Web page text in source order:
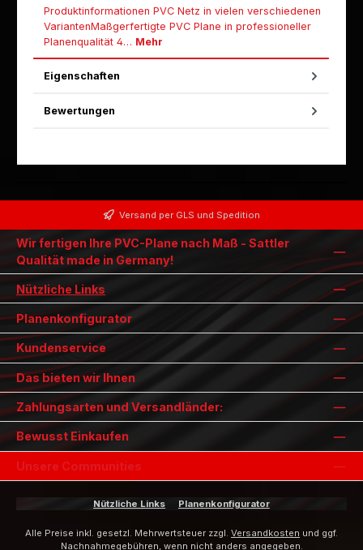
Produktinformationen PVC Netz in vielen verschiedenen
VariantenMaßgerfertigte PVC Plane in professioneller
Planenqualität 4… Mehr
Eigenschaften
Bewertungen
Versand per GLS und Spedition
Wir fertigen Ihre PVC-Plane nach Maß - Sattler
Qualität made in Germany!
Nützliche Links
Planenkonfigurator
Kundenservice
Das bieten wir Ihnen
Zahlungsarten und Versandländer:
Bewusst Einkaufen
Unsere Communities
Nützliche Links Planenkonfigurator
Alle Preise inkl. gesetzl. Mehrwertsteuer zzgl. Versandkosten und ggf.
Nachnahmegebühren, wenn nicht anders angegeben.